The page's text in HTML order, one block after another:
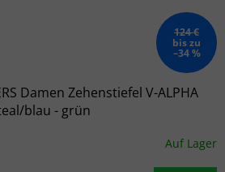
124 €
bis zu
–34 %
Damen Zehenstiefel V-ALPHA
blau - grün
Auf Lager